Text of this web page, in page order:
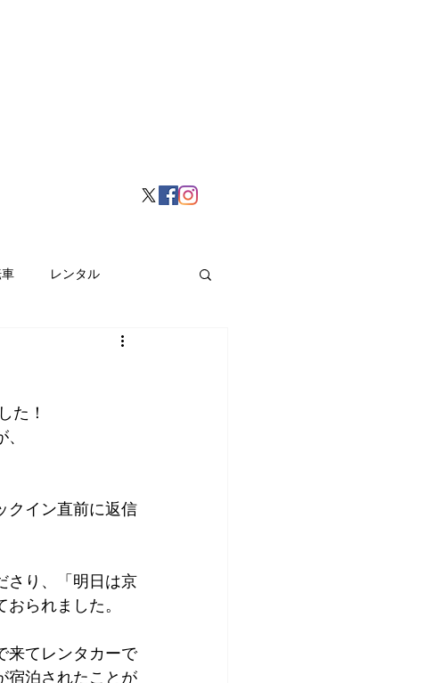
レンタル
Hong Kong
アプリコット
た！
クイン直前に返信
さり、「明日は京
られました。
来てレンタカーで
宿泊されたことが